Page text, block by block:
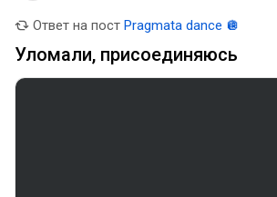
Ответ на пост Pragmata dance 🪩
Уломали, присоединяюсь